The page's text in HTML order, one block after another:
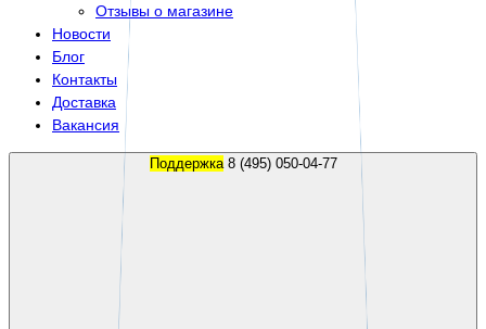
Отзывы о магазине
Новости
Блог
Контакты
Доставка
Вакансия
Поддержка 8 (495) 050-04-77